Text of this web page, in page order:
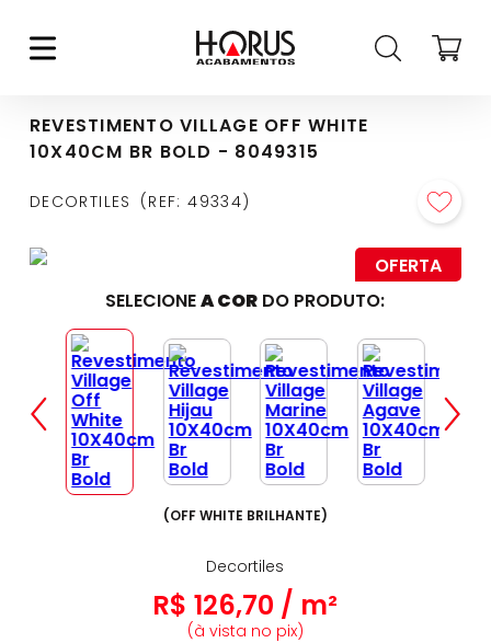
REVESTIMENTO VILLAGE OFF WHITE
10X40CM BR BOLD - 8049315
DECORTILES REF:49334
OFERTA
SELECIONEA COR DO PRODUTO:
(OFF WHITE BRILHANTE)
Decortiles
R$ 126,70 / m²
(à vista no pix)